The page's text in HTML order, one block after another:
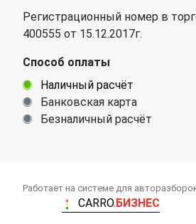
Регистрационный номер в
400555 от 15.12.2017г.
Способ оплаты
Наличный расчёт
Банковская карта
Безналичный расчёт
Работает на системе для
CARRO. БИЗНЕС